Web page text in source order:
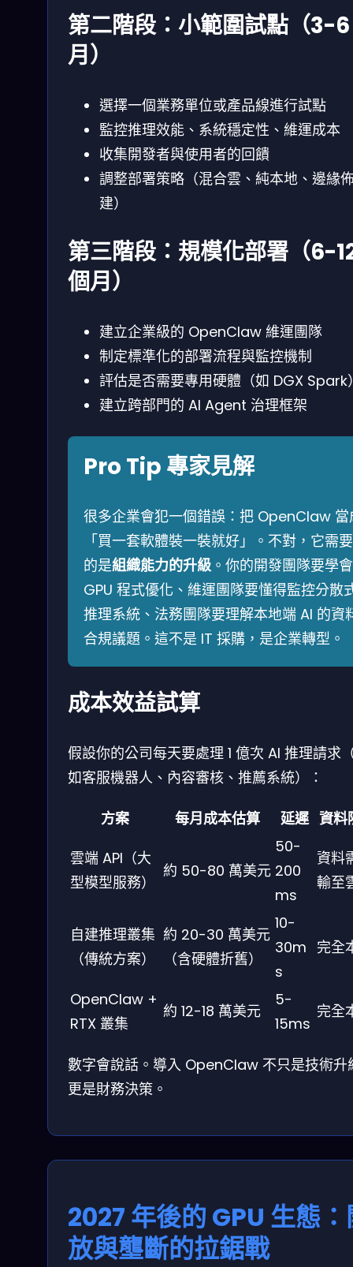
第二階段：小範圍試點（3-
月）
選擇一個業務單位或產品線進行試點
監控推理效能、系統穩定性、維運成本
收集開發者與使用者的回饋
調整部署策略（混合雲、純本地、邊緣
建）
第三階段：規模化部署（6-
個月）
建立企業級的 OpenClaw 維運團隊
制定標準化的部署流程與監控機制
評估是否需要專用硬體（如 DGX Spark
建立跨部門的 AI Agent 治理框架
Pro Tip 專家見解
很多企業會犯一個錯誤：把 OpenClaw 當
「買一套軟體裝一裝就好」。不對，它需要
的是組織能力的升級 。你的開發團隊要學會
GPU 程式優化、維運團隊要懂得監控分散
推理系統、法務團隊要理解本地端 AI 的資
合規議題。這不是 IT 採購，是企業轉型。
成本效益試算
假設你的公司每天要處理 1 億次 AI 推理請求
如客服機器人、內容審核、推薦系統）：
方案 每月成本估算 延遲 資料
雲端 API（大
型模型服務）
約 50-80 萬美元
50-
200
ms
資料
輸至
自建推理叢集
（傳統方案）
約 20-30 萬美元
（含硬體折舊）
10-
30m
s
完全
OpenClaw +
RTX 叢集
約 12-18 萬美元
5-
15ms
完全
數字會說話。導入 OpenClaw 不只是技術升
更是財務決策。
2027 年後的 GPU 生態
放與壟斷的拉鋸戰